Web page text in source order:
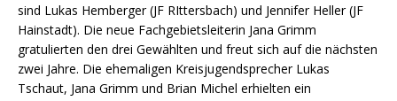
sind Lukas Hemberger (JF RIttersbach) und Jennifer Heller (JF
Hainstadt). Die neue Fachgebietsleiterin Jana Grimm
gratulierten den drei Gewählten und freut sich auf die nächsten
zwei Jahre. Die ehemaligen Kreisjugendsprecher Lukas
Tschaut, Jana Grimm und Brian Michel erhielten ein